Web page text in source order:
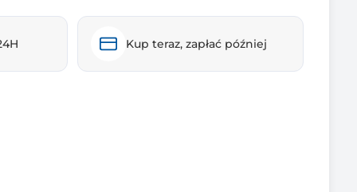
Kup teraz, zapłać później